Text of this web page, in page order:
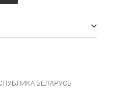
БЕЛАРУСЬ